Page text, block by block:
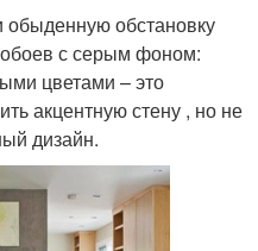
обыденную обстановку
с серым фоном:
цветами – это
акцентную стену , но не
дизайн.